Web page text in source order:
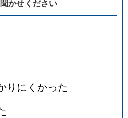
かせください
りにくかった